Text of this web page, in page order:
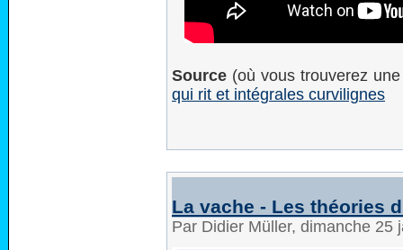
Source (où vous trouverez
qui rit et intégrales curvilignes
La vache - Les théories
Par Didier Müller, dimanche 25